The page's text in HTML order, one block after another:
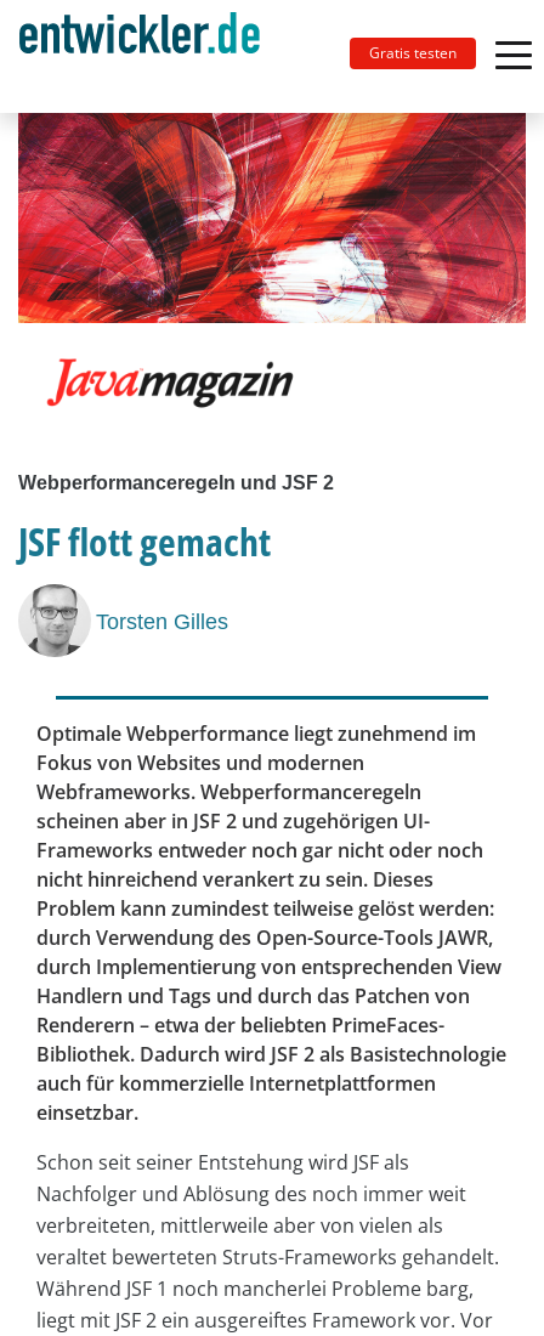
Gratis testen
Webperformanceregeln und JSF 2
JSF flott gemacht
Torsten Gilles
Optimale Webperformance liegt zunehmend im
Fokus von Websites und modernen
Webframeworks. Webperformanceregeln
scheinen aber in JSF 2 und zugehörigen UI-
Frameworks entweder noch gar nicht oder noch
nicht hinreichend verankert zu sein. Dieses
Problem kann zumindest teilweise gelöst werden:
durch Verwendung des Open-Source-Tools JAWR,
durch Implementierung von entsprechenden View
Handlern und Tags und durch das Patchen von
Renderern – etwa der beliebten PrimeFaces-
Bibliothek. Dadurch wird JSF 2 als Basistechnologie
auch für kommerzielle Internetplattformen
einsetzbar.
Schon seit seiner Entstehung wird JSF als
Nachfolger und Ablösung des noch immer weit
verbreiteten, mittlerweile aber von vielen als
veraltet bewerteten Struts-Frameworks gehandelt.
Während JSF 1 noch mancherlei Probleme barg,
liegt mit JSF 2 ein ausgereiftes Framework vor. Vor